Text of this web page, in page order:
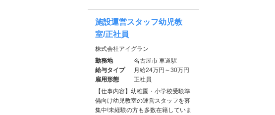
施設運営スタッフ幼児教
室/正社員
株式会社アイグラン
勤務地
名古屋市 車道駅
給与タイプ
月給24万円～30万円
雇用形態
正社員
【仕事内容】幼稚園・小学校受験準
備向け幼児教室の運営スタッフを募
集中!未経験の方も多数在籍していま